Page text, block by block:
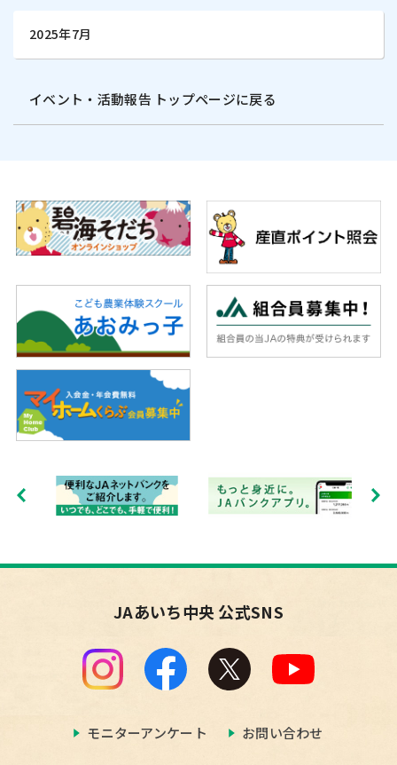
2025年7月
イベント・活動報告 トップページに戻る
JAあいち中央 公式SNS
モニターアンケート お問い合わせ